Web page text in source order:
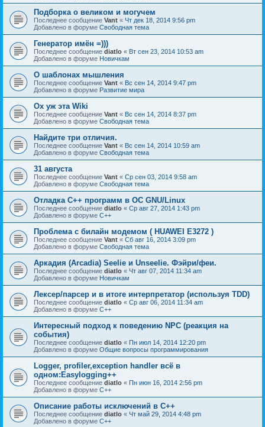
Подборка о великом и могучем
Последнее сообщение Vant « Чт дек 18, 2014 9:56 pm
Добавлено в форуме Свободная тема
Генератор имён =)))
Последнее сообщение diatlo « Вт сен 23, 2014 10:53 am
Добавлено в форуме Новичкам
О шаблонах мышления
Последнее сообщение Vant « Вс сен 14, 2014 9:47 pm
Добавлено в форуме Развитие мира
Ох уж эта Wiki
Последнее сообщение Vant « Вс сен 14, 2014 8:37 pm
Добавлено в форуме Свободная тема
Найдите три отличия.
Последнее сообщение Vant « Вс сен 14, 2014 10:59 am
Добавлено в форуме Свободная тема
31 августа
Последнее сообщение Vant « Ср сен 03, 2014 9:58 am
Добавлено в форуме Свободная тема
Отладка C++ программ в ОС GNU/Linux
Последнее сообщение diatlo « Ср авг 27, 2014 1:43 pm
Добавлено в форуме C++
Проблема с билайн модемом ( HUAWEI E3272 )
Последнее сообщение Vant « Сб авг 16, 2014 3:09 pm
Добавлено в форуме Свободная тема
Аркадия (Arcadia) Seelie и Unseelie. Фэйри/феи.
Последнее сообщение diatlo « Чт авг 07, 2014 11:34 am
Добавлено в форуме Новичкам
Лексер/парсер и в итоге интерпретатор (используя TDD)
Последнее сообщение diatlo « Ср авг 06, 2014 11:34 am
Добавлено в форуме C++
Интересный подход к поведению NPC (реакция на
события)
Последнее сообщение diatlo « Пн июл 14, 2014 12:20 pm
Добавлено в форуме Общие вопросы программирования
Logger, profiler,exception handler всё в
одном:Easylogging++
Последнее сообщение diatlo « Пн июн 16, 2014 2:56 pm
Добавлено в форуме C++
Описание работы исключений в C++
Последнее сообщение diatlo « Чт май 29, 2014 4:48 pm
Добавлено в форуме C++